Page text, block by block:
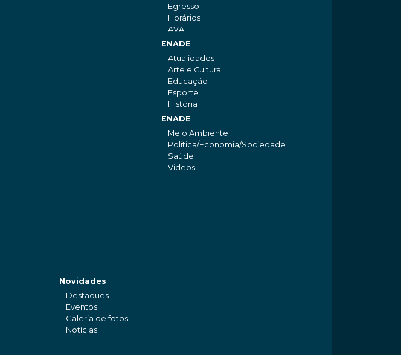
Egresso
Horários
AVA
ENADE
Atualidades
Arte e Cultura
Educação
Esporte
História
ENADE
Meio Ambiente
Política/Economia/Sociedade
Saúde
Videos
Novidades
Destaques
Eventos
Galeria de fotos
Notícias